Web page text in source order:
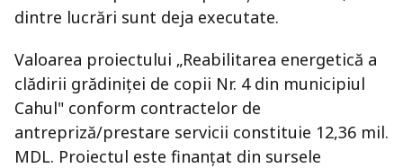
dintre lucrări sunt deja executate.
Valoarea proiectului „Reabilitarea energetică a
clădirii grădiniței de copii Nr. 4 din municipiul
Cahul" conform contractelor de
antrepriză/prestare servicii constituie 12,36 mil.
MDL. Proiectul este finanțat din sursele